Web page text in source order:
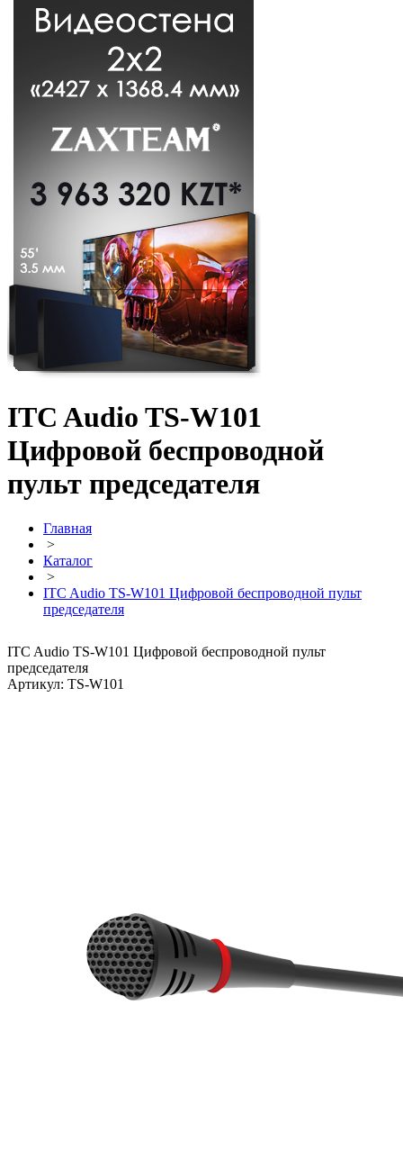
ITC Audio TS-W101
Цифровой беспроводной
пульт председателя
Главная
>
Каталог
>
ITC Audio TS-W101 Цифровой беспроводной пульт
председателя
ITC Audio TS-W101 Цифровой беспроводной пульт
председателя
Артикул: TS-W101